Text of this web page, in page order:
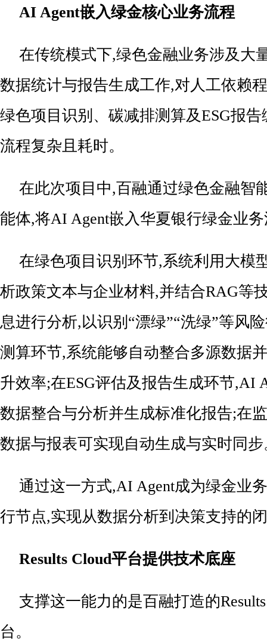
AI Agent嵌入绿金核心业务流程
在传统模式下,绿色金融业务涉及大
数据统计与报告生成工作,对人工依赖
绿色项目识别、碳减排测算及ESG报
流程复杂且耗时。
在此次项目中,百融通过绿色金融智
能体,将AI Agent嵌入华夏银行绿金业
在绿色项目识别环节,系统利用大模
析政策文本与企业材料,并结合RAG等
息进行分析,以识别“漂绿”“洗绿”等风
测算环节,系统能够自动整合多源数据
升效率;在ESG评估及报告生成环节,AI
数据整合与分析并生成标准化报告;在
数据与报表可实现自动生成与实时同步
通过这一方式,AI Agent成为绿金业
行节点,实现从数据分析到决策支持的
Results Cloud平台提供技术底座
支撑这一能力的是百融打造的
台。